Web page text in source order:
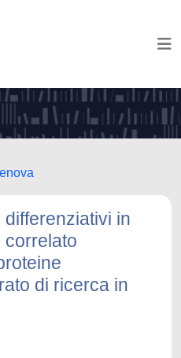
in
correlato
di ricerca in